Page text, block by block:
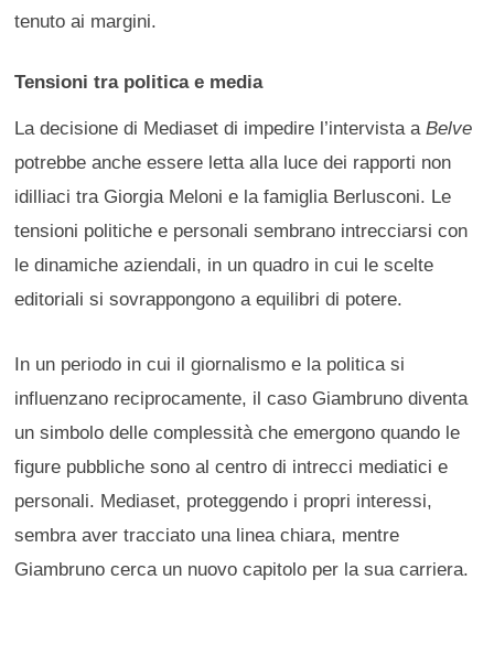
tenuto ai margini.
Tensioni tra politica e media
La decisione di Mediaset di impedire l’intervista aBelve
potrebbe anche essere letta alla luce dei rapporti non
idilliaci tra Giorgia Meloni e la famiglia Berlusconi. Le
tensioni politiche e personali sembrano intrecciarsi con
le dinamiche aziendali, in un quadro in cui le scelte
editoriali si sovrappongono a equilibri di potere.
In un periodo in cui il giornalismo e la politica si
influenzano reciprocamente, il caso Giambruno diventa
un simbolo delle complessità che emergono quando le
figure pubbliche sono al centro di intrecci mediatici e
personali. Mediaset, proteggendo i propri interessi,
sembra aver tracciato una linea chiara, mentre
Giambruno cerca un nuovo capitolo per la sua carriera.